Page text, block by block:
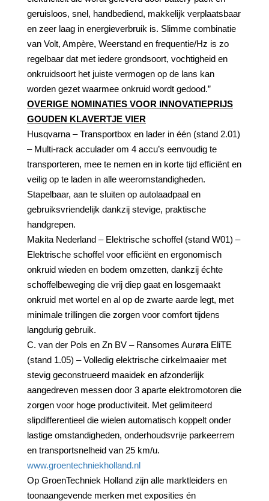
geruisloos, snel, handbediend, makkelijk verplaatsbaar
en zeer laag in energieverbruik is. Slimme combinatie
van Volt, Ampère, Weerstand en frequentie/Hz is zo
regelbaar dat met iedere grondsoort, vochtigheid en
onkruidsoort het juiste vermogen op de lans kan
worden gezet waarmee onkruid wordt gedood.”
OVERIGE NOMINATIES VOOR INNOVATIEPRIJS
GOUDEN KLAVERTJE VIER
Husqvarna – Transportbox en lader in één (stand 2.01)
– Multi-rack acculader om 4 accu’s eenvoudig te
transporteren, mee te nemen en in korte tijd efficiënt en
veilig op te laden in alle weeromstandigheden.
Stapelbaar, aan te sluiten op autolaadpaal en
gebruiksvriendelijk dankzij stevige, praktische
handgrepen.
Makita Nederland – Elektrische schoffel (stand W01) –
Elektrische schoffel voor efficiënt en ergonomisch
onkruid wieden en bodem omzetten, dankzij échte
schoffelbeweging die vrij diep gaat en losgemaakt
onkruid met wortel en al op de zwarte aarde legt, met
minimale trillingen die zorgen voor comfort tijdens
langdurig gebruik.
C. van der Pols en Zn BV – Ransomes Aurøra EliTE
(stand 1.05) – Volledig elektrische cirkelmaaier met
stevig geconstrueerd maaidek en afzonderlijk
aangedreven messen door 3 aparte elektromotoren die
zorgen voor hoge productiviteit. Met gelimiteerd
slipdifferentieel die wielen automatisch koppelt onder
lastige omstandigheden, onderhoudsvrije parkeerrem
en transportsnelheid van 25 km/u.
www.groentechniekholland.nl
Op GroenTechniek Holland zijn alle marktleiders en
toonaangevende merken met exposities én